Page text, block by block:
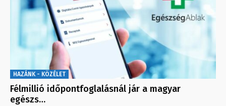
HAZÁNK - KÖZÉLET
Félmillió időpontfoglalásnál jár a magyar
egészs…